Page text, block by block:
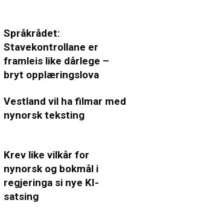
Språkrådet:
Stavekontrollane er
framleis like dårlege –
bryt opplæringslova
Vestland vil ha filmar med
nynorsk teksting
Krev like vilkår for
nynorsk og bokmål i
regjeringa si nye KI-
satsing